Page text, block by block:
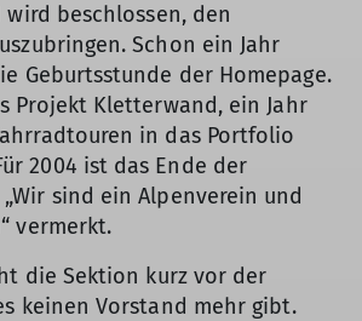
wird beschlossen, den
Schon ein Jahr
Geburtsstunde der Homepage.
Projekt Kletterwand, ein Jahr
in das Portfolio
2004 ist das Ende der
sind ein Alpenverein und
vermerkt.
die Sektion kurz vor der
keinen Vorstand mehr gibt.